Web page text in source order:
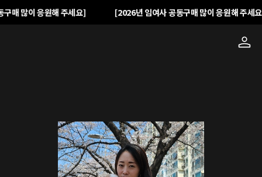
매 많이 응원해 주세요] [2026년 임여사 공동구매 많이 응원해 주세요]